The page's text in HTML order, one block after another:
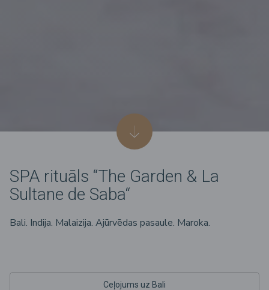
SPA rituāls “The Garden & La
Sultane de Saba“
Bali. Indija. Malaizija. Ajūrvēdas pasaule. Maroka.
Ceļojums uz Bali